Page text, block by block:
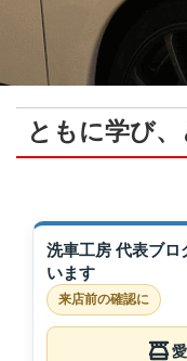
ともに学び
洗車工房 代表ブロ
います
来店前の確認に